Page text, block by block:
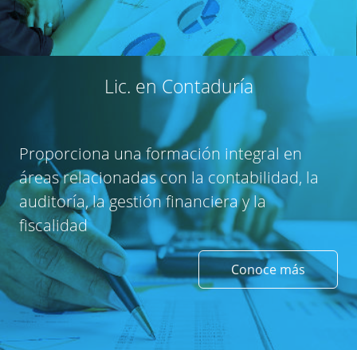
Lic. en Contaduría
Proporciona una formación integral en
áreas relacionadas con la contabilidad, la
auditoría, la gestión financiera y la
fiscalidad
Conoce más